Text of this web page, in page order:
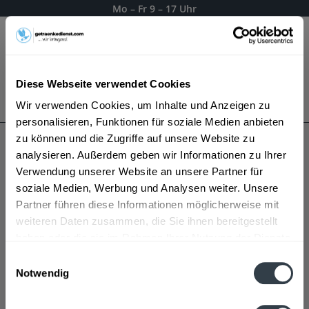
Diese Webseite verwendet Cookies
Wir verwenden Cookies, um Inhalte und Anzeigen zu
personalisieren, Funktionen für soziale Medien anbieten
zu können und die Zugriffe auf unsere Website zu
analysieren. Außerdem geben wir Informationen zu Ihrer
Verwendung unserer Website an unsere Partner für
soziale Medien, Werbung und Analysen weiter. Unsere
Partner führen diese Informationen möglicherweise mit
weiteren Daten zusammen, die Sie ihnen bereitgestellt
Notwendig
Mo – Fr 9 – 17 Uhr
Es gilt unsereDatenschutzerklärung
Mozartquelle